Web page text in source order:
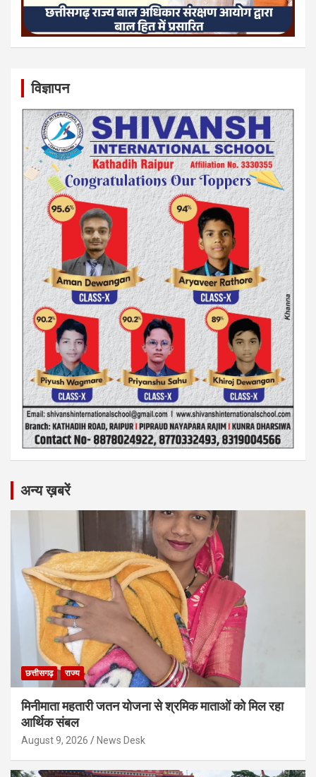
विज्ञापन
अन्य ख़बरें
छत्तीसगढ़ राज्य
मिनीमाता महतारी जतन योजना से श्रमिक माताओं को मिल रहा
आर्थिक संबल
August 9, 2026 News Desk